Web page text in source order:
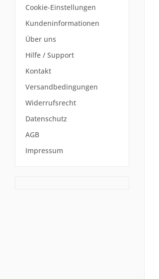
Cookie-Einstellungen
Kundeninformationen
Über uns
Hilfe / Support
Kontakt
Versandbedingungen
Widerrufsrecht
Datenschutz
AGB
Impressum